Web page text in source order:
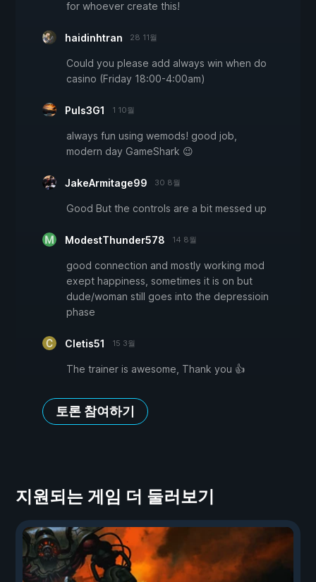
for whoever create this!
haidinhtran 28 11월
Could you please add always win when do
casino (Friday 18:00-4:00am)
Puls3G1 1 10월
always fun using wemods! good job,
modern day GameShark 😉
JakeArmitage99 30 8월
Good But the controls are a bit messed up
ModestThunder578 14 8월
good connection and mostly working mod
exept happiness, sometimes it is on but
dude/woman still goes into the depressioin
phase
Cletis51 15 3월
The trainer is awesome, Thank you 👍
토론 참여하기
지원되는 게임 더 둘러보기